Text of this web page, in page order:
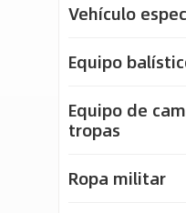
Vehículo
Equipo
Equipo de
tropas
Ropa militar